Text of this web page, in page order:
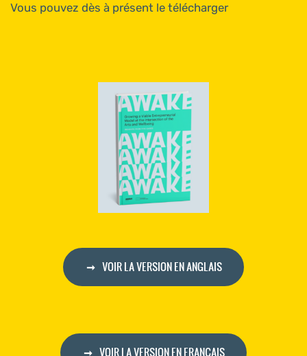
Vous pouvez dès à présent le télécharger
VOIR LA VERSION EN ANGLAIS
VOIR LA VERSION EN FRANÇAIS